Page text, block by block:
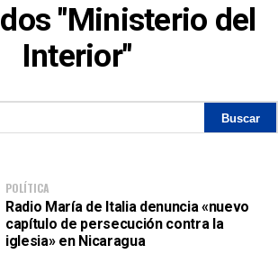
"Ministerio del
Interior"
POLÍTICA
Radio María de Italia denuncia «nuevo
capítulo de persecución contra la
iglesia» en Nicaragua